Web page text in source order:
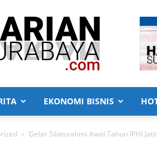
Harian
Surabaya
EKONOMI BISNIS
Gelar Silaturahmi Awal Tahun IPHI